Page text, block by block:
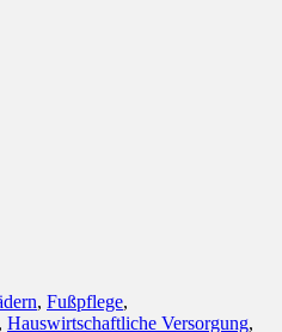
, Fußpflege,
Hauswirtschaftliche Versorgung,